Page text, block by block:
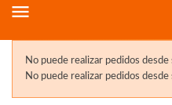
menu
No puede realizar pedidos
No puede realizar pedidos